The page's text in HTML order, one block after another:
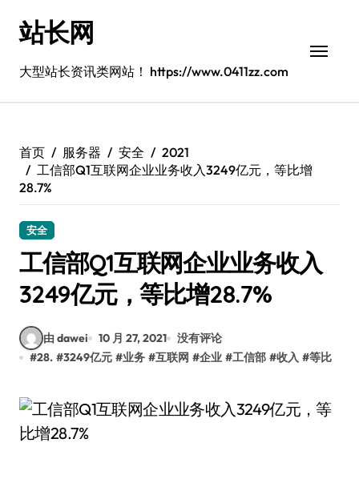
站长网
大型站长资讯类网站！ https://www.0411zz.com
首页 服务器 安全
2021
工信部Q1互联网企业业务收入3249亿元，等比增
28.7%
安全
工信部Q1互联网企业业务收入
3249亿元，等比增28.7%
由 dawei 10 月 27, 2021
没有评论
#28. #3249亿元 #业务 #互联网 #企业 #工信部 #收入 #等比